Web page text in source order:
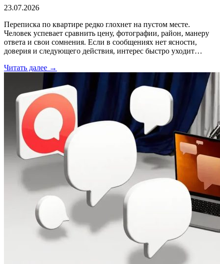
23.07.2026
Переписка по квартире редко глохнет на пустом месте.
Человек успевает сравнить цену, фотографии, район, манеру
ответа и свои сомнения. Если в сообщениях нет ясности,
доверия и следующего действия, интерес быстро уходит…
Читать далее →